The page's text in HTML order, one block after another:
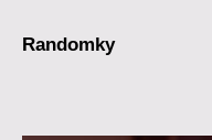
Randomky